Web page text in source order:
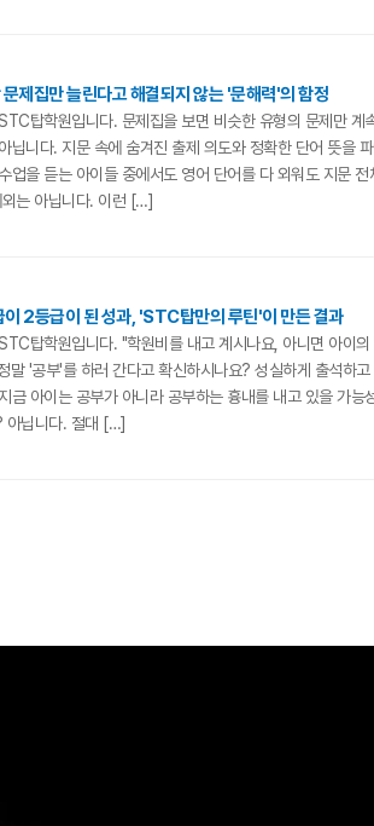
제집만 늘린다고 해결되지 않는 '문해력'의 함정
탑학원입니다. 문제집을 보면 비슷한 유형의 문제만 계
닙니다. 지문 속에 숨겨진 출제 의도와 정확한 단어 뜻을
업을 듣는 아이들 중에서도 영어 단어를 다 외워도 지문
는 아닙니다. 이런 […]
2등급이 된 성과, 'STC탑만의 루틴'이 만든 결과
탑학원입니다. "학원비를 내고 계시나요, 아니면 아이
말 '공부'를 하러 간다고 확신하시나요? 성실하게 출석하고
금 아이는 공부가 아니라 공부하는 흉내를 내고 있을 가능
아닙니다. 절대 […]